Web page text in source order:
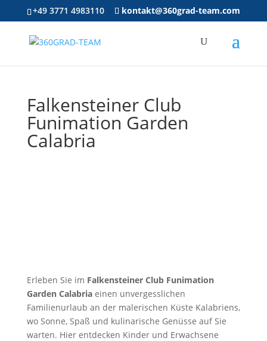
+49 3771 4983110 kontakt@360grad-team.com
Falkensteiner Club
Funimation Garden
Calabria
Erleben Sie im Falkensteiner Club Funimation
Garden Calabriaeinen unvergesslichen
Familienurlaub an der malerischen Küste Kalabriens,
wo Sonne, Spaß und kulinarische Genüsse auf Sie
warten. Hier entdecken Kinder und Erwachsene